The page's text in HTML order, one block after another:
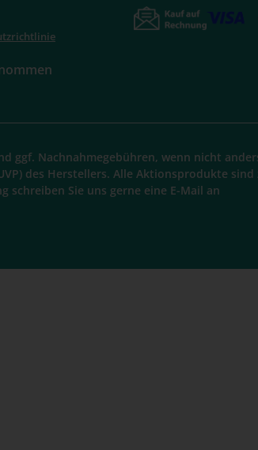
ggf. Nachnahmegebühren, wenn nicht
des Herstellers. Alle Aktionsprodukte sind
schreiben Sie uns gerne eine E-Mail an